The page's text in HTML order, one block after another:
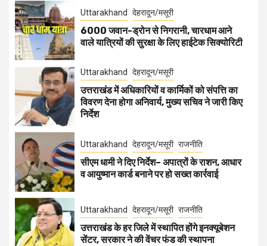
Uttarakhand देहरादून/मसूरी
6000 जवान-ड्रोन से निगरानी, चारधाम आने
वाले यात्रियों की सुरक्षा के लिए हाईटेक सिक्योरिटी
Uttarakhand देहरादून/मसूरी
उत्तराखंड में अधिकारियों व कार्मिकों को संपत्ति का
विवरण देना होगा अनिवार्य, मुख्य सचिव ने जारी किए
निर्देश
Uttarakhand देहरादून/मसूरी राजनीति
सीएम धामी ने दिए निर्देश– अपात्रों के राशन, आधार
व आयुष्मान कार्ड बनाने पर हो सख्त कार्रवाई
Uttarakhand देहरादून/मसूरी राजनीति
उत्तराखंड के हर जिले में स्थापित होंगे इनक्यूबेशन
सेंटर, सरकार ने की वेंचर फंड की स्थापना